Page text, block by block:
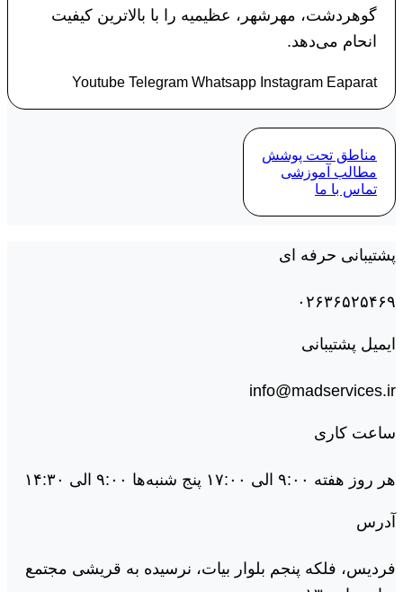
گوهردشت، مهرشهر، عظیمیه را با بالاترین کیفیت
انحام می‌دهد.
Youtube Telegram Whatsapp Instagram Eaparat
مناطق تحت پوشش
مطالب آموزشی
تماس با ما
پشتیبانی حرفه ای
۰۲۶۳۶۵۲۵۴۶۹
ایمیل پشتیبانی
info@madservices.ir
ساعت کاری
هر روز هفته ۹:۰۰ الی ۱۷:۰۰ پنج شنبه‌ها ۹:۰۰ الی ۱۴:۳۰
آدرس
فردیس، فلکه پنجم بلوار بیات، نرسیده به قریشی مجتمع